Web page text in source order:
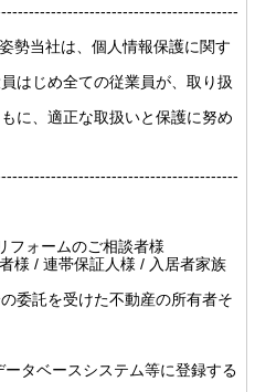
勢当社は、個人情報保護に関す
はじめ全ての従業員が、取り扱
に、適正な取扱いと保護に努め
フォームのご相談者様
様 / 連帯保証人様 / 入居者家族
委託を受けた不動産の所有者そ
タベースシステム等に登録する